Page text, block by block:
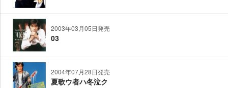
2003年03月05日発売
03
2004年07月28日発売
夏歌ウ者ハ冬泣ク